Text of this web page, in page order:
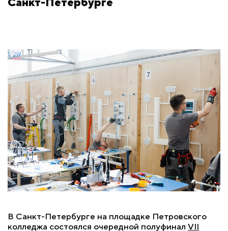
В Санкт-Петербурге на площадке Петровского
колледжа состоялся очередной полуфинал VII